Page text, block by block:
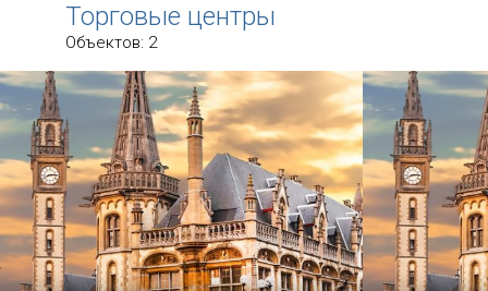
Торговые центры
Объектов: 2